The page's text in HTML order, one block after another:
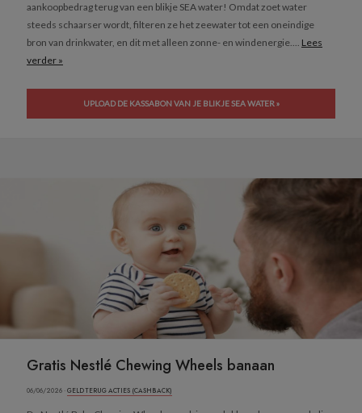
aankoopbedrag terug van een blikje SEA water! Omdat zoet water
steeds schaarser wordt, filteren ze het zeewater tot een oneindige
bron van drinkwater, en dit met alleen zonne- en windenergie.... Lees
verder »
UPLOAD DE KASSABON VAN JE BLIKJE SEA WATER »
Gratis Nestlé Chewing Wheels banaan
06/06/2026 ·GELD TERUG ACTIES (CASHBACK)